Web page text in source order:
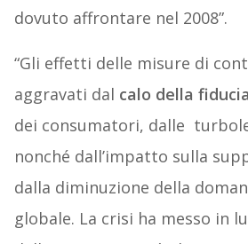
dovuto affrontare nel 2008”.
“Gli effetti delle misure di
aggravati dal calo della
dei consumatori, dalle
nonché dall’impatto sulla
dalla diminuzione della
globale. La crisi ha messo in